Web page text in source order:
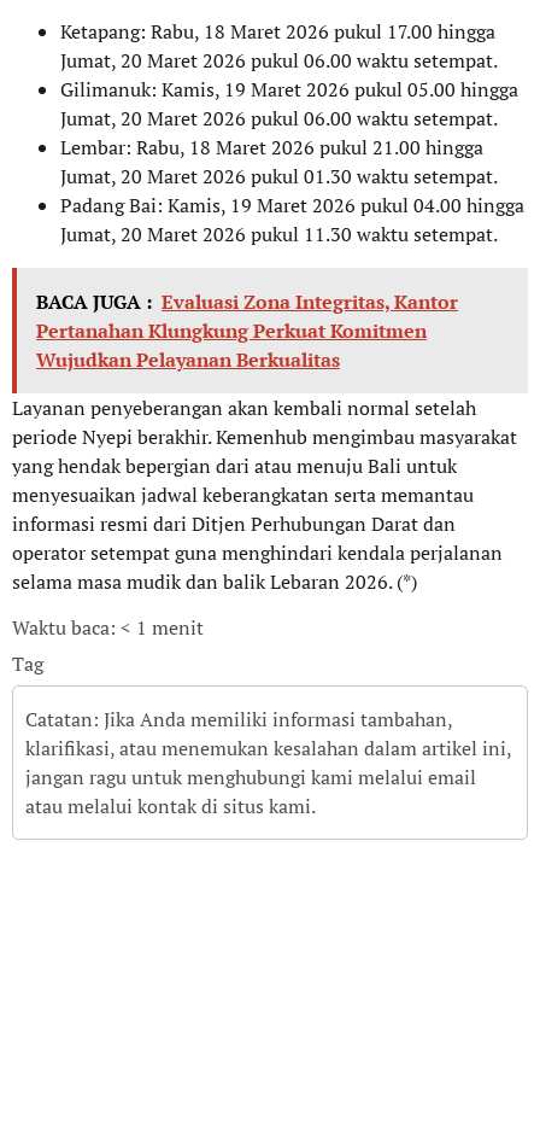
Ketapang: Rabu, 18 Maret 2026 pukul 17.00 hingga
Jumat, 20 Maret 2026 pukul 06.00 waktu setempat.
Gilimanuk: Kamis, 19 Maret 2026 pukul 05.00 hingga
Jumat, 20 Maret 2026 pukul 06.00 waktu setempat.
Lembar: Rabu, 18 Maret 2026 pukul 21.00 hingga
Jumat, 20 Maret 2026 pukul 01.30 waktu setempat.
Padang Bai: Kamis, 19 Maret 2026 pukul 04.00 hingga
Jumat, 20 Maret 2026 pukul 11.30 waktu setempat.
BACA JUGA : Evaluasi Zona Integritas, Kantor
Pertanahan Klungkung Perkuat Komitmen
Wujudkan Pelayanan Berkualitas
Layanan penyeberangan akan kembali normal setelah
periode Nyepi berakhir. Kemenhub mengimbau masyarakat
yang hendak bepergian dari atau menuju Bali untuk
menyesuaikan jadwal keberangkatan serta memantau
informasi resmi dari Ditjen Perhubungan Darat dan
operator setempat guna menghindari kendala perjalanan
selama masa mudik dan balik Lebaran 2026. (*)
Waktu baca: < 1 menit
Tag
Catatan: Jika Anda memiliki informasi tambahan,
klarifikasi, atau menemukan kesalahan dalam artikel ini,
jangan ragu untuk menghubungi kami melalui email
atau melalui kontak di situs kami.